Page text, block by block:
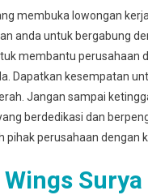
membuka lowongan
anda untuk bergabung
membantu perusahaan
Dapatkan kesempatan
Jangan sampai
berdedikasi dan
pihak perusahaan dengan
Surya